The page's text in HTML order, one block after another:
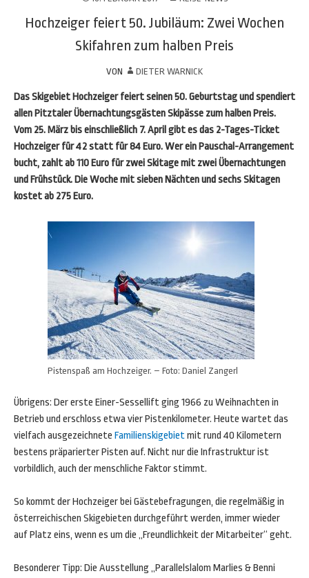
Hochzeiger feiert 50. Jubiläum: Zwei Wochen
Skifahren zum halben Preis
VON DIETER WARNICK
Das Skigebiet Hochzeiger feiert seinen 50. Geburtstag und spendiert
allen Pitztaler Übernachtungsgästen Skipässe zum halben Preis.
Vom 25. März bis einschließlich 7. April gibt es das 2-Tages-Ticket
Hochzeiger für 42 statt für 84 Euro. Wer ein Pauschal-Arrangement
bucht, zahlt ab 110 Euro für zwei Skitage mit zwei Übernachtungen
und Frühstück. Die Woche mit sieben Nächten und sechs Skitagen
kostet ab 275 Euro.
Pistenspaß am Hochzeiger. – Foto: Daniel Zangerl
Übrigens: Der erste Einer-Sessellift ging 1966 zu Weihnachten in
Betrieb und erschloss etwa vier Pistenkilometer. Heute wartet das
vielfach ausgezeichnete Familienskigebietmit rund 40 Kilometern
bestens präparierter Pisten auf. Nicht nur die Infrastruktur ist
vorbildlich, auch der menschliche Faktor stimmt.
So kommt der Hochzeiger bei Gästebefragungen, die regelmäßig in
österreichischen Skigebieten durchgeführt werden, immer wieder
auf Platz eins, wenn es um die „Freundlichkeit der Mitarbeiter“ geht.
Besonderer Tipp: Die Ausstellung „Parallelslalom Marlies & Benni